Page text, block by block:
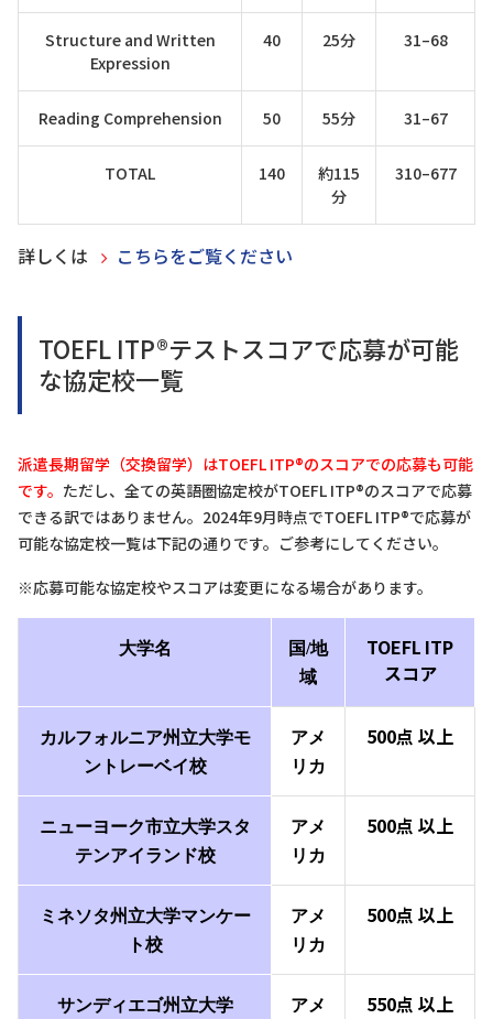
Structure and Written
Expression
40 25分 31–68
Reading Comprehension 50 55分 31–67
TOTAL 140
約115
分
310–677
詳しくは こちらをご覧ください
TOEFL ITP®テストスコアで応募が可能
な協定校一覧
派遣長期留学（交換留学）はTOEFL ITP®のスコアでの応募も可能
です。 ただし、全ての英語圏協定校がTOEFL ITP®のスコアで応募
できる訳ではありません。2024年9月時点でTOEFL ITP®で応募が
可能な協定校一覧は下記の通りです。ご参考にしてください。
※応募可能な協定校やスコアは変更になる場合があります。
大学名
国/地
域
TOEFL ITP
スコア
カルフォルニア州立大学モ
ントレーベイ校
アメ
リカ
500点 以上
ニューヨーク市立大学スタ
テンアイランド校
アメ
リカ
500点 以上
ミネソタ州立大学マンケー
ト校
アメ
リカ
500点 以上
サンディエゴ州立大学
アメ
550点 以上